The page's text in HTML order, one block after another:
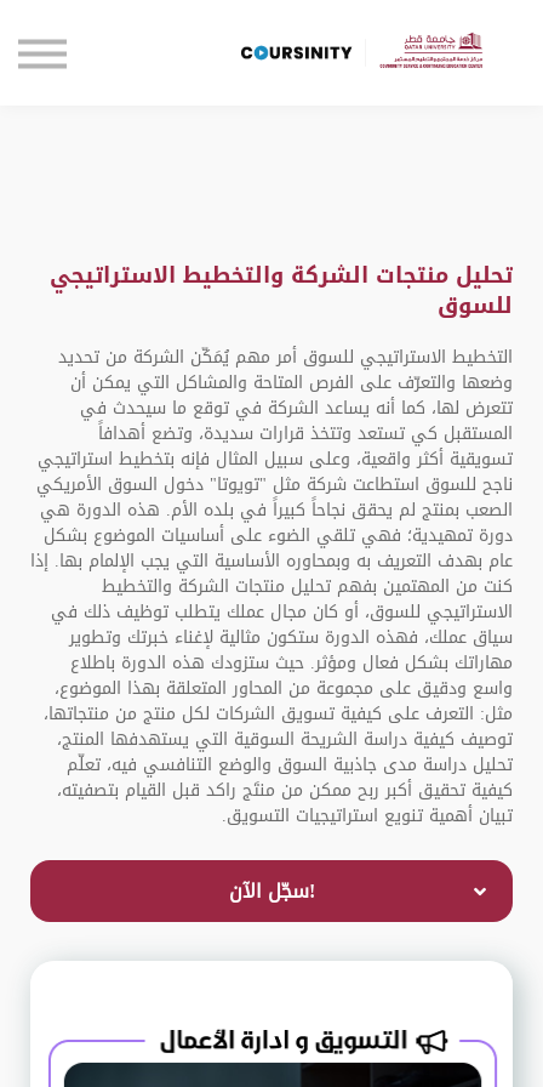
تواصل معنا
تحليل منتجات الشركة والتخطيط الاستراتيجي
للسوق
التخطيط الاستراتيجي للسوق أمر مهم يُمَكّن الشركة من تحديد
وضعها والتعرّف على الفرص المتاحة والمشاكل التي يمكن أن
تتعرض لها، كما أنه يساعد الشركة في توقع ما سيحدث في
المستقبل كي تستعد وتتخذ قرارات سديدة، وتضع أهدافاً
تسويقية أكثر واقعية، وعلى سبيل المثال فإنه بتخطيط استراتيجي
ناجح للسوق استطاعت شركة مثل "تويوتا" دخول السوق الأمريكي
الصعب بمنتج لم يحقق نجاحاً كبيراً في بلده الأم. هذه الدورة هي
دورة تمهيدية؛ فهي تلقي الضوء على أساسيات الموضوع بشكل
عام بهدف التعريف به وبمحاوره الأساسية التي يجب الإلمام بها. إذا
كنت من المهتمين بفهم تحليل منتجات الشركة والتخطيط
الاستراتيجي للسوق، أو كان مجال عملك يتطلب توظيف ذلك في
سياق عملك، فهذه الدورة ستكون مثالية لإغناء خبرتك وتطوير
مهاراتك بشكل فعال ومؤثر. حيث ستزودك هذه الدورة باطلاع
واسع ودقيق على مجموعة من المحاور المتعلقة بهذا الموضوع،
مثل: التعرف على كيفية تسويق الشركات لكل منتج من منتجاتها،
توصيف كيفية دراسة الشريحة السوقية التي يستهدفها المنتج،
تحليل دراسة مدى جاذبية السوق والوضع التنافسي فيه، تعلّم
كيفية تحقيق أكبر ربح ممكن من منتَج راكد قبل القيام بتصفيته،
تبيان أهمية تنويع استراتيجيات التسويق.
!سجّل الآن